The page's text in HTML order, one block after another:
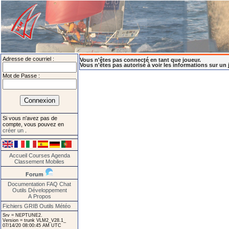
Adresse de courriel :
Mot de Passe :
Si vous n'avez pas de
compte, vous pouvez en
créer un
Accueil Courses Agenda
Classement Mobiles
Forum
Documentation FAQ Chat
Outils Développement
A Propos
Fichiers GRIB Outils Météo
Srv = NEPTUNE2.
Version = trunk VLM2_V28.1_
07/14/20 08:00:45 AM UTC
Vous n'êtes pas connecté en tant que joueur.
Vous n'êtes pas autorisé à voir les informations sur un